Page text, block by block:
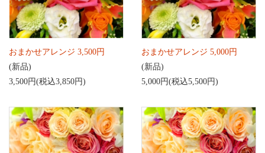
おまかせアレンジ 3,500円
(新品)
3,500円(税込3,850円)
おまかせアレンジ 5,000円
(新品)
5,000円(税込5,500円)